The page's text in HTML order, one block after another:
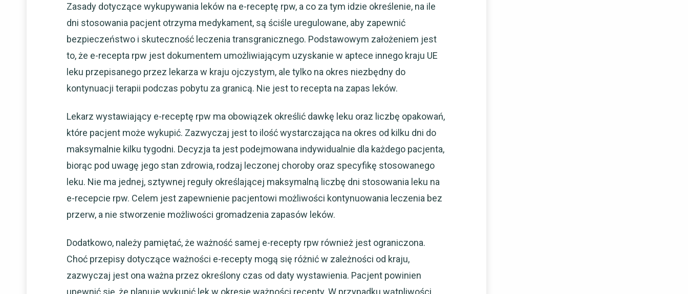
Zasady dotyczące wykupywania leków na e-receptę rpw, a co za tym idzie określenie, na ile
dni stosowania pacjent otrzyma medykament, są ściśle uregulowane, aby zapewnić
bezpieczeństwo i skuteczność leczenia transgranicznego. Podstawowym założeniem jest
to, że e-recepta rpw jest dokumentem umożliwiającym uzyskanie w aptece innego kraju UE
leku przepisanego przez lekarza w kraju ojczystym, ale tylko na okres niezbędny do
kontynuacji terapii podczas pobytu za granicą. Nie jest to recepta na zapas leków.
Lekarz wystawiający e-receptę rpw ma obowiązek określić dawkę leku oraz liczbę opakowań,
które pacjent może wykupić. Zazwyczaj jest to ilość wystarczająca na okres od kilku dni do
maksymalnie kilku tygodni. Decyzja ta jest podejmowana indywidualnie dla każdego pacjenta,
biorąc pod uwagę jego stan zdrowia, rodzaj leczonej choroby oraz specyfikę stosowanego
leku. Nie ma jednej, sztywnej reguły określającej maksymalną liczbę dni stosowania leku na
e-recepcie rpw. Celem jest zapewnienie pacjentowi możliwości kontynuowania leczenia bez
przerw, a nie stworzenie możliwości gromadzenia zapasów leków.
Dodatkowo, należy pamiętać, że ważność samej e-recepty rpw również jest ograniczona.
Choć przepisy dotyczące ważności e-recepty mogą się różnić w zależności od kraju,
zazwyczaj jest ona ważna przez określony czas od daty wystawienia. Pacjent powinien
upewnić się, że planuje wykupić lek w okresie ważności recepty. W przypadku wątpliwości,